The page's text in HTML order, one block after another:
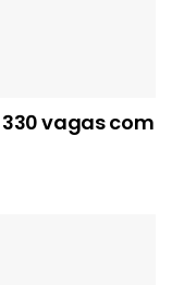
330 vagas com